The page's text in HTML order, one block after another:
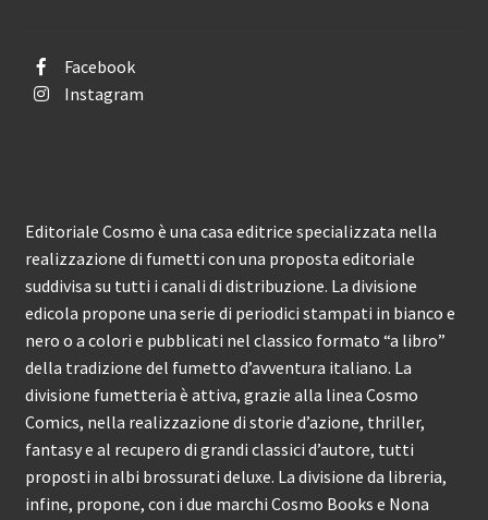
Facebook
Instagram
Editoriale Cosmo è una casa editrice specializzata nella
realizzazione di fumetti con una proposta editoriale
suddivisa su tutti i canali di distribuzione. La divisione
edicola propone una serie di periodici stampati in bianco e
nero o a colori e pubblicati nel classico formato “a libro”
della tradizione del fumetto d’avventura italiano. La
divisione fumetteria è attiva, grazie alla linea Cosmo
Comics, nella realizzazione di storie d’azione, thriller,
fantasy e al recupero di grandi classici d’autore, tutti
proposti in albi brossurati deluxe. La divisione da libreria,
infine, propone, con i due marchi Cosmo Books e Nona